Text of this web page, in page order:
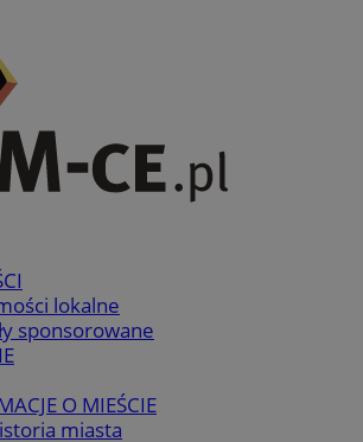
lokalne
sponsorowane
O MIEŚCIE
miasta